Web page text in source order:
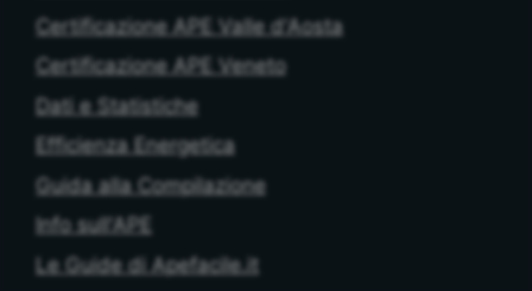
Certificazione APE Valle d'Aosta
Certificazione APE Veneto
Dati e Statistiche
Efficienza Energetica
Guida alla Compilazione
Info sull'APE
Le Guide di Apefacile.it